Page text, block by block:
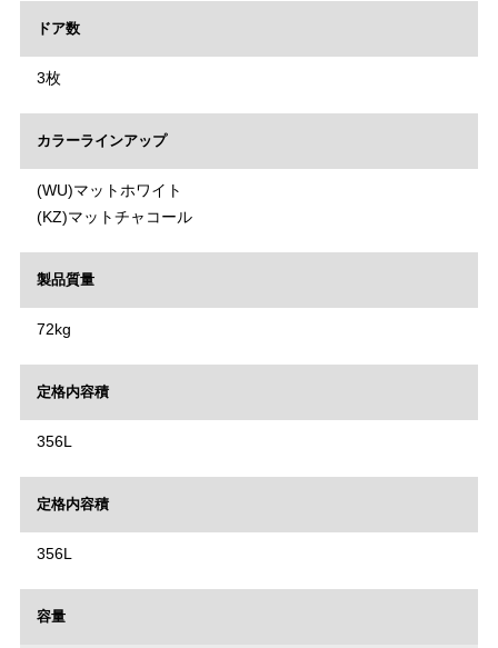
ドア数
3枚
カラーラインアップ
(WU)マットホワイト
(KZ)マットチャコール
製品質量
72kg
定格内容積
356L
定格内容積
356L
容量